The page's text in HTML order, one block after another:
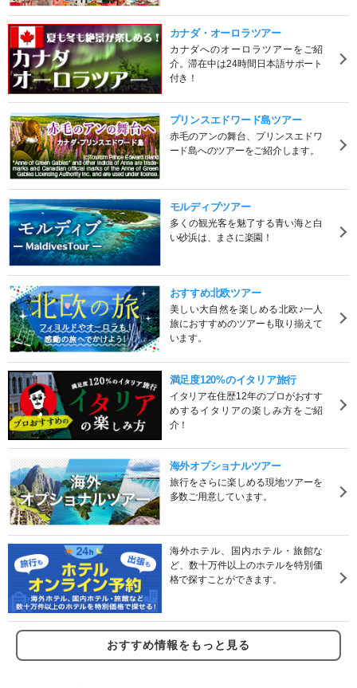
カナダ・オーロラツアー
カナダへのオーロラツアーをご紹
介。滞在中は24時間日本語サポート
付き！
プリンスエドワード島ツアー
赤毛のアンの舞台、プリンスエドワ
ード島へのツアーをご紹介します。
モルディブツアー
多くの観光客を魅了する青い海と白
い砂浜は、まさに楽園！
おすすめ北欧ツアー
美しい大自然を楽しめる北欧♪一人
旅におすすめのツアーも取り揃えて
います。
満足度120%のイタリア旅行
イタリア在住歴12年のプロがおすす
めするイタリアの楽しみ方をご紹
介！
海外オプショナルツアー
旅行をさらに楽しめる現地ツアーを
多数ご用意しています。
海外ホテル、国内ホテル・旅館な
ど、数十万件以上のホテルを特別価
格で探すことができます。
おすすめ情報をもっと見る